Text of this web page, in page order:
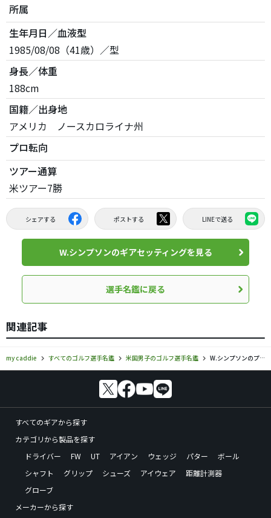
所属
生年月日／血液型
1985/08/08（41歳）／型
身長／体重
188cm
国籍／出身地
アメリカ ノースカロライナ州
プロ転向
ツアー通算
米ツアー7勝
シェアする ポストする LINEで送る
W.シンプソンのギアセッティングを見る
選手名鑑に戻る
関連記事
my caddie すべてのゴルフ選手名鑑 米国男子のゴルフ選手名鑑 W.シンプソンのプロフィール・ツアー成績
すべてのギアから探す
カテゴリから製品を探す
ドライバー
FW UT アイアン ウェッジ パター
ボール
シャフト
グリップ シューズ アイウェア
距離計測器
グローブ
メーカーから探す